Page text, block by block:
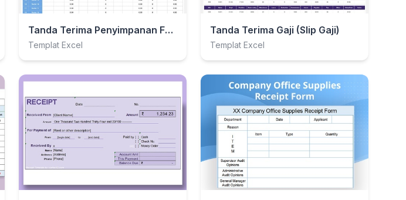
Tanda Terima Penyimpanan Faktur
Templat Excel
Tanda Terima Gaji (Slip Gaji)
Templat Excel